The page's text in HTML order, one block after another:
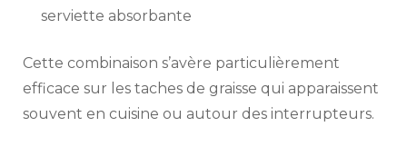
serviette absorbante
Cette combinaison s’avère particulièrement
efficace sur les taches de graisse qui apparaissent
souvent en cuisine ou autour des interrupteurs.